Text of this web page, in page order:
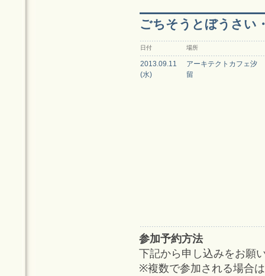
ごちそうとぼうさい
日付 場所
2013.09.11
(水)
アーキテクトカフェ汐
留
参加予約方法
下記から申し込みをお願
※複数で参加される場合